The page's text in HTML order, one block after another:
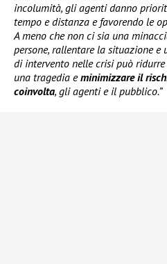
incolumità, gli agenti danno
tempo e distanza e favorendo le
A meno che non ci sia una
persone, rallentare la situazione
di intervento nelle crisi può
una tragedia eminimizzare il
coinvolta, gli agenti e il pubblico.”